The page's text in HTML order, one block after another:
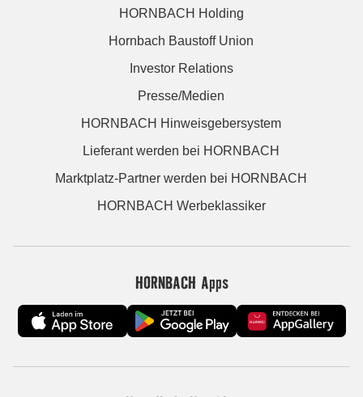
HORNBACH Holding
Hornbach Baustoff Union
Investor Relations
Presse/Medien
HORNBACH Hinweisgebersystem
Lieferant werden bei HORNBACH
Marktplatz-Partner werden bei HORNBACH
HORNBACH Werbeklassiker
HORNBACH Apps